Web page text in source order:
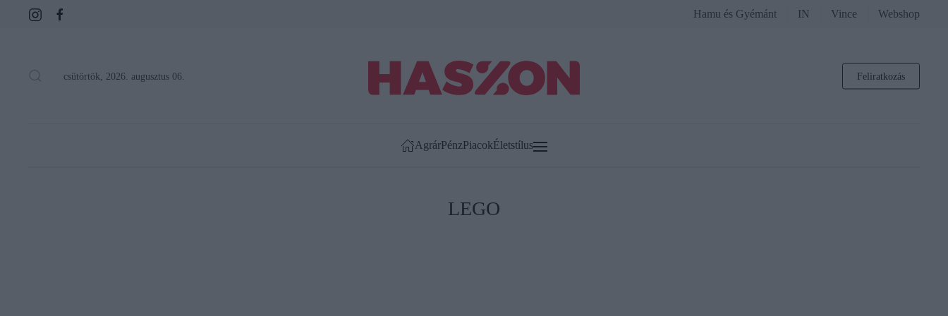
Hamu és Gyémánt IN Vince Webshop
csütörtök, 2026. augusztus 06. Feliratkozás
AgrárPénzPiacokÉletstílus
LEGO